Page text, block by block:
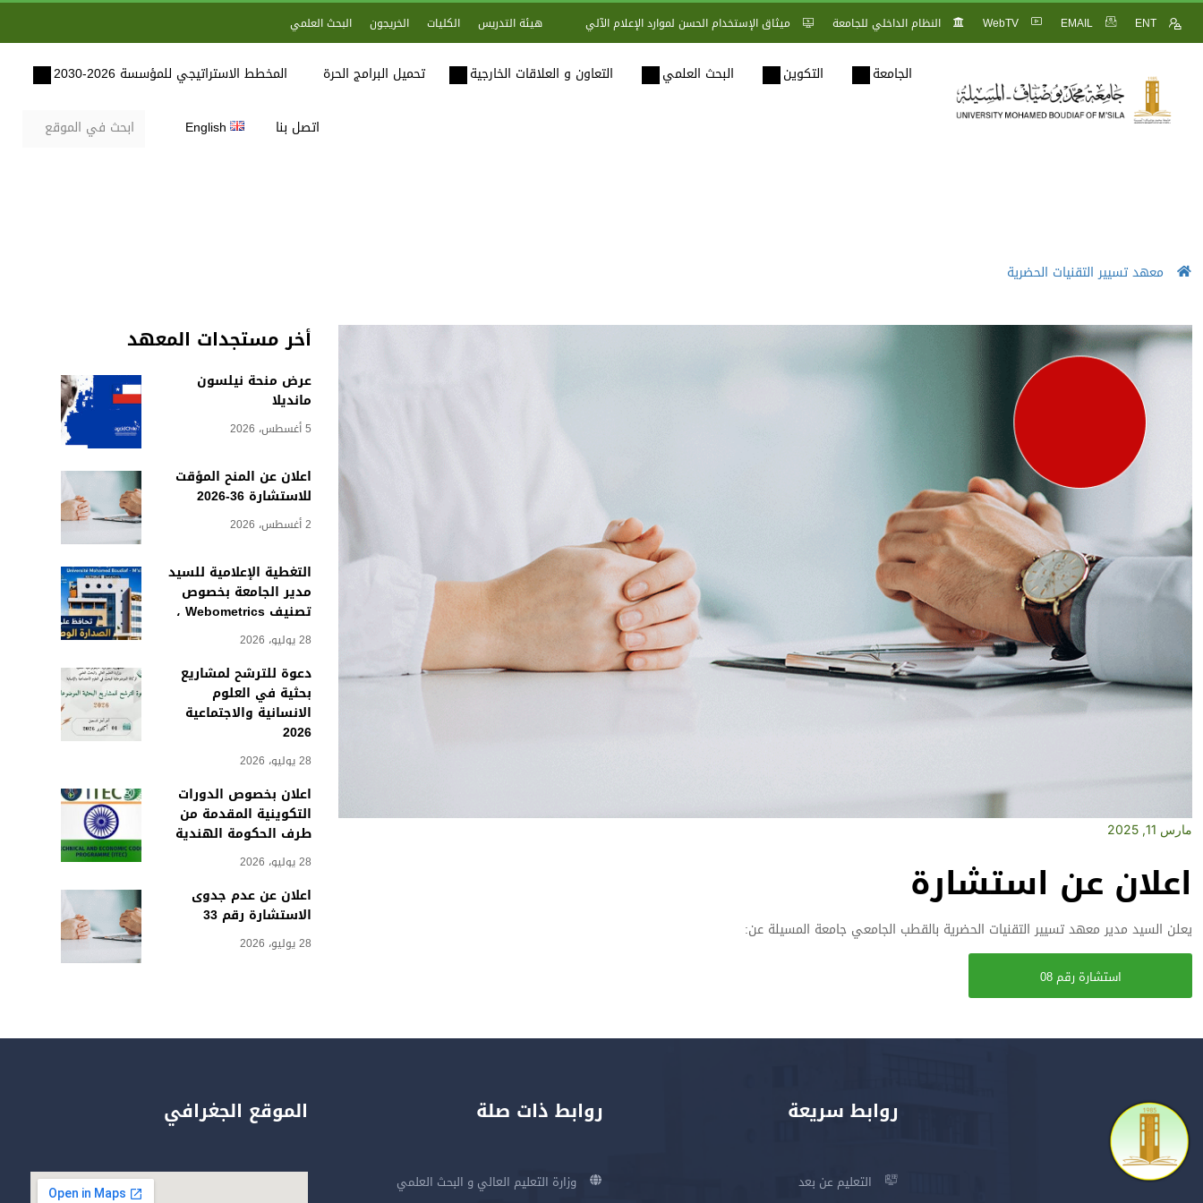
ENT
EMAIL
WebTV النظام الداخلي للجامعة ميثاق الإستخدام الحسن لموارد الإعلام الآلي هيئة التدريس الكليات الخريجون البحث العلمي
الجامعة التكوين البحث العلمي التعاون و العلاقات الخارجية تحميل البرامج الحرة المخطط الاستراتيجي للمؤسسة 2026-2030
اتصل بنا English
معهد تسيير التقنيات الحضرية
أخر مستجدات المعهد
عرض منحة نيلسون
مانديلا
5 أغسطس، 2026
اعلان عن المنح المؤقت
للاستشارة 36-2026
2 أغسطس، 2026
التغطية الإعلامية للسيد
مدير الجامعة بخصوص
تصنيف Webometrics ،
28 يوليو، 2026
دعوة للترشح لمشاريع
بحثية في العلوم
الانسانية والاجتماعية
2026
28 يوليو، 2026
اعلان بخصوص الدورات
التكوينية المقدمة من
طرف الحكومة الهندية
28 يوليو، 2026
اعلان عن عدم جدوى
الاستشارة رقم 33
28 يوليو، 2026
مارس 11, 2025
اعلان عن استشارة
يعلن السيد مدير معهد تسيير التقنيات الحضرية بالقطب الجامعي جامعة المسيلة عن:
استشارة رقم 08
روابط سريعة
التعليم عن بعد
روابط ذات صلة
وزارة التعليم العالي و البحث العلمي
الموقع الجغرافي